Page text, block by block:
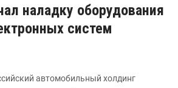
наладку оборудования
систем
автомобильный холдинг